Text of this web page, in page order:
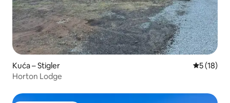
Kuća – Stigler Prosječna
5 (18)
Horton Lodge